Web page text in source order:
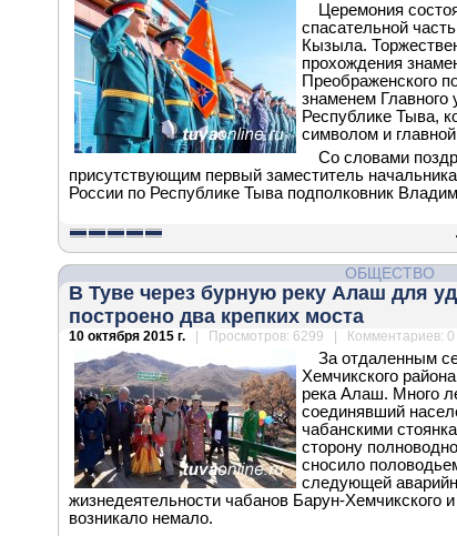
Церемония
спасательной
Кызыла.
прохождения
Преображенского
знаменем
Республике Тыва,
символом и
Со словами
присутствующим первый заместитель
России по Республике Тыва подполковник
ОБЩЕСТВО
В Туве через бурную реку Алаш для
построено два крепких моста
10 октября 2015 г. | Просмотров: 6299 | Комментариев: 0
За отдаленным
Хемчикского
река Алаш. Много
соединявший
чабанскими
сторону
сносило
следующей
жизнедеятельности чабанов Барун-Хемчикского
возникало немало.